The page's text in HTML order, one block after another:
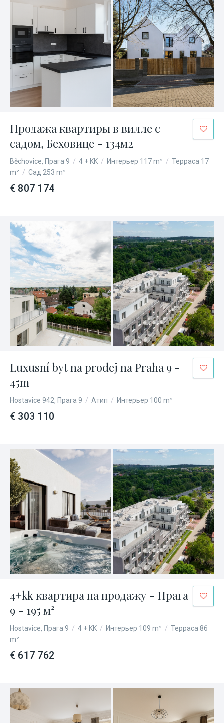
Продажа квартиры в вилле с
садом, Беховице - 134м2
Běchovice, Прага 9 / 4 + KK / Интерьер 117 m² / Терраса 17
m² / Сад 253 m²
€ 807 174
Luxusní byt na prodej na Praha 9 -
45m
Hostavice 942, Прага 9 / Атип / Интерьер 100 m²
€ 303 110
4+kk квартира на продажу - Прага
9 - 195 м²
Hostavice, Прага 9 / 4 + KK / Интерьер 109 m² / Терраса 86
m²
€ 617 762